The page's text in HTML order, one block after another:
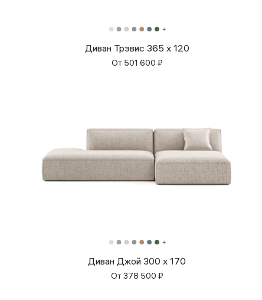
Диван Трэвис 365 х 120
От 501 600 ₽
Диван Джой 300 x 170
От378 500 ₽